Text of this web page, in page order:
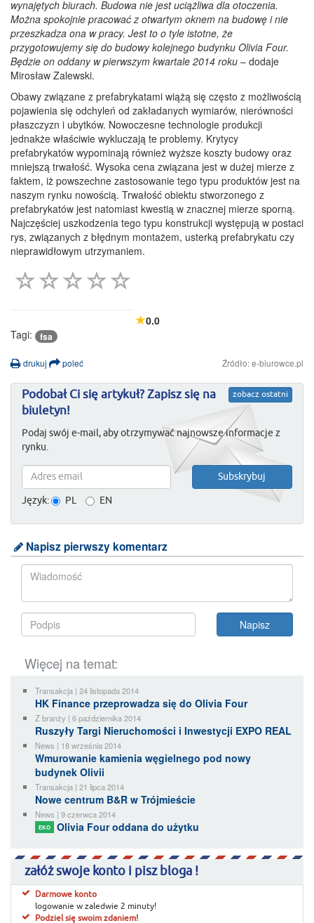
wynajętych biurach. Budowa nie jest uciążliwa dla otoczenia.
Można spokojnie pracować z otwartym oknem na budowę i nie
przeszkadza ona w pracy. Jest to o tyle istotne, że
przygotowujemy się do budowy kolejnego budynku Olivia Four.
Będzie on oddany w pierwszym kwartale 2014 roku – dodaje
Mirosław Zalewski.
Obawy związane z prefabrykatami wiążą się często z możliwością
pojawienia się odchyleń od zakładanych wymiarów, nierówności
płaszczyzn i ubytków. Nowoczesne technologie produkcji
jednakże właściwie wykluczają te problemy. Krytycy
prefabrykatów wypominają również wyższe koszty budowy oraz
mniejszą trwałość. Wysoka cena związana jest w dużej mierze z
faktem, iż powszechne zastosowanie tego typu produktów jest na
naszym rynku nowością. Trwałość obiektu stworzonego z
prefabrykatów jest natomiast kwestią w znacznej mierze sporną.
Najczęściej uszkodzenia tego typu konstrukcji występują w postaci
rys, związanych z błędnym montażem, usterką prefabrykatu czy
nieprawidłowym utrzymaniem.
0.0
Tagi:
fsa
drukuj poleć Źródło: e-biurowce.pl
zobacz ostatni
Podobał Ci się artykuł? Zapisz się na
biuletyn!
Podaj swój e-mail, aby otrzymywać najnowsze informacje z
rynku.
Język: PL EN
Napisz pierwszy komentarz
Więcej na temat:
Transakcja | 24 listopada 2014
HK Finance przeprowadza się do Olivia Four
Z branży | 6 października 2014
Ruszyły Targi Nieruchomości i Inwestycji EXPO REAL
News | 18 września 2014
Wmurowanie kamienia węgielnego pod nowy
budynek Olivii
Transakcja | 21 lipca 2014
Nowe centrum B&R w Trójmieście
News | 9 czerwca 2014
EKO Olivia Four oddana do użytku
załóż swoje konto i pisz bloga !
Darmowe konto
logowanie w zaledwie 2 minuty!
Podziel się swoim zdaniem!